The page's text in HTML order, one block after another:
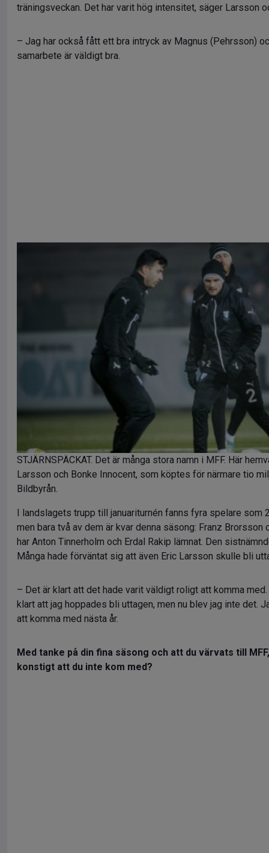
träningsveckan. Det har varit hög intensitet, säger Larsson
– Jag har också fått ett bra intryck av Magnus (Pehrsson)
samarbete är väldigt bra.
STJÄRNSPÄCKAT. Det är många stora namn i MFF. Här
Larsson och Bonke Innocent, som köptes för närmare tio
Bildbyrån.
I landslagets trupp till januariturnén fanns fyra spelare som
men bara två av dem är kvar denna säsong: Franz Brorsson
har Anton Tinnerholm och Erdal Rakip lämnat. Den
Många hade förväntat sig att även Eric Larsson skulle bli
– Det är klart att det hade varit väldigt roligt att komma
klart att jag hoppades bli uttagen, men nu blev jag inte det.
att komma med nästa år.
Med tanke på din fina säsong och att du värvats till
konstigt att du inte kom med?